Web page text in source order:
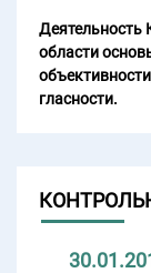
Деятельность
области
гласности.